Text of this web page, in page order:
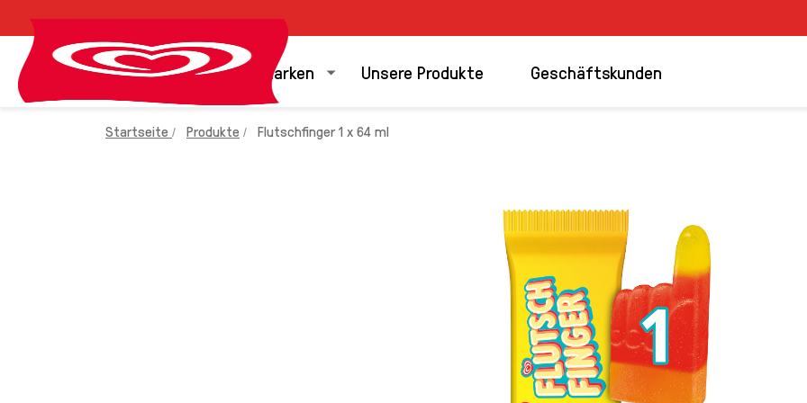
Unsere Marken Unsere Produkte Geschäftskunden
Startseite Produkte Flutschfinger 1 x 64 ml